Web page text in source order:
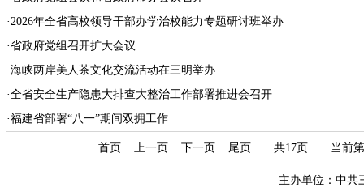
·2026年全省高校领导干部办学治校能力专题研讨班举办
·省政府党组召开扩大会议
·海峡两岸美人茶文化交流活动在三明举办
·全省安全生产隐患大排查大整治工作部署推进会召开
·福建省部署“八一”期间双拥工作
首页 上一页 下一页 尾页 共17页 当前
主办单位：中